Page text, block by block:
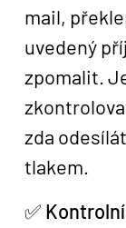
mail,
uvedený
zpomalit.
zda
tlakem.
✅